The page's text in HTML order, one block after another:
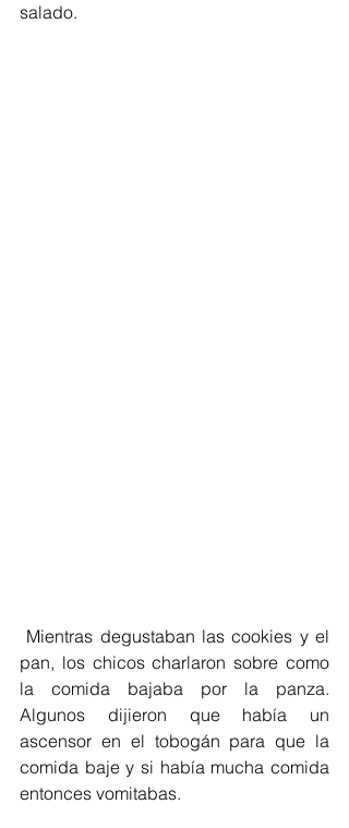
salado.
pan, los chicos charlaron sobre como
la comida bajaba por la panza.
Algunos dijieron que había un
ascensor en el tobogán para que la
comida baje y si había mucha comida
entonces vomitabas.